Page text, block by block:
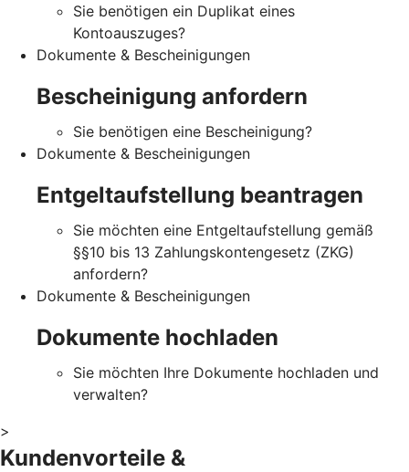
Sie benötigen ein Duplikat eines
Kontoauszuges?
Dokumente & Bescheinigungen
Bescheinigung anfordern
Sie benötigen eine Bescheinigung?
Dokumente & Bescheinigungen
Entgeltaufstellung beantragen
Sie möchten eine Entgeltaufstellung gemäß
§§10 bis 13 Zahlungskontengesetz (ZKG)
anfordern?
Dokumente & Bescheinigungen
Dokumente hochladen
Sie möchten Ihre Dokumente hochladen und
verwalten?
>
Kundenvorteile &